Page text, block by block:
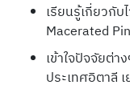
เรียนรู้เกี่ยวกับ
Macerated
เข้าใจปัจจัยต่
ประเทศอิตาลี